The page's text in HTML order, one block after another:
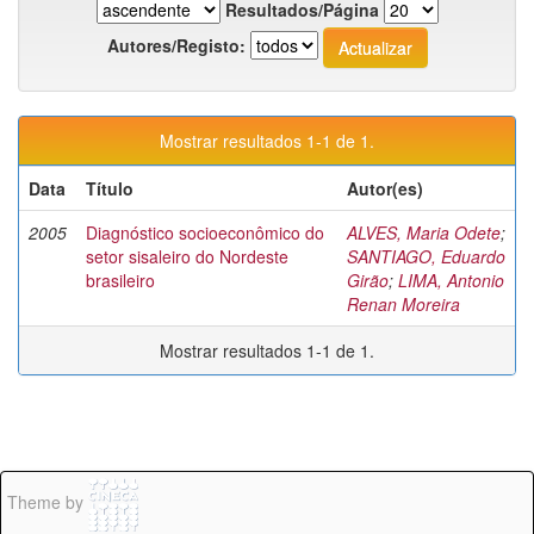
Resultados/Página
Autores/Registo:
Mostrar resultados 1-1 de 1.
Data
Título
Autor(es)
2005
Diagnóstico socioeconômico do
setor sisaleiro do Nordeste
brasileiro
ALVES, Maria Odete;
SANTIAGO, Eduardo
Girão; LIMA, Antonio
Renan Moreira
Mostrar resultados 1-1 de 1.
Theme by